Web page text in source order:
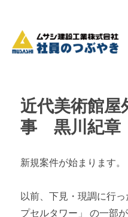
近代美術館屋
事 黒川紀章
新規案件が始まります。
以前、下見・現調に行
プセルタワー」 の一部